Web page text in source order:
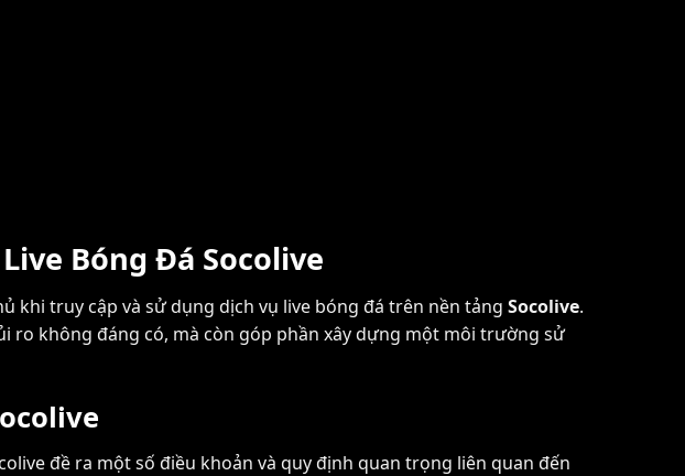
Bóng Đá Socolive
khi truy cập và sử dụng dịch vụ live bóng đá trên nền tảng Socolive.
ro không đáng có, mà còn góp phần xây dựng một môi trường sử
đề ra một số điều khoản và quy định quan trọng liên quan đến